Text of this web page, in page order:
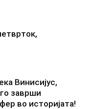
Винисијус,
заврши
во историјата!